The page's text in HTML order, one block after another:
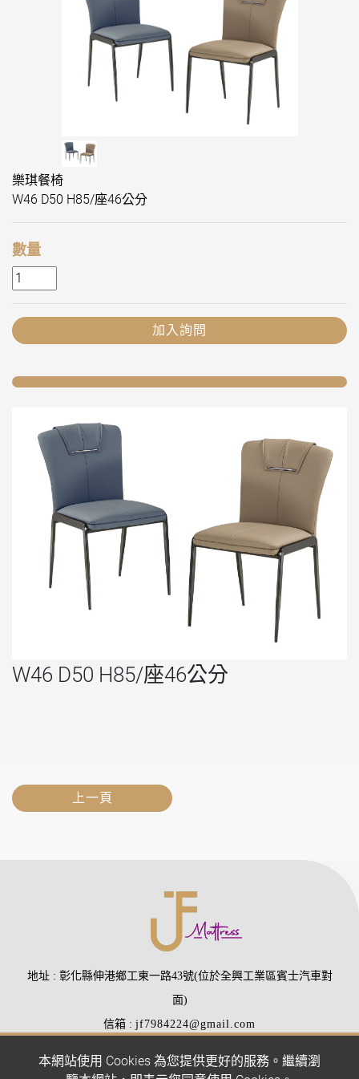
樂琪餐椅
W46 D50 H85/座46公分
數量
加入詢問
W46 D50 H85/座46公分
上一頁
本網站使用 Cookies 為您提供更好的服務。繼續瀏
地址
彰化縣伸港鄉工東一路43號(位於全興工業區賓士汽車對
面)
信箱
jf7984224@gmail.com
傳真
(04)7977407